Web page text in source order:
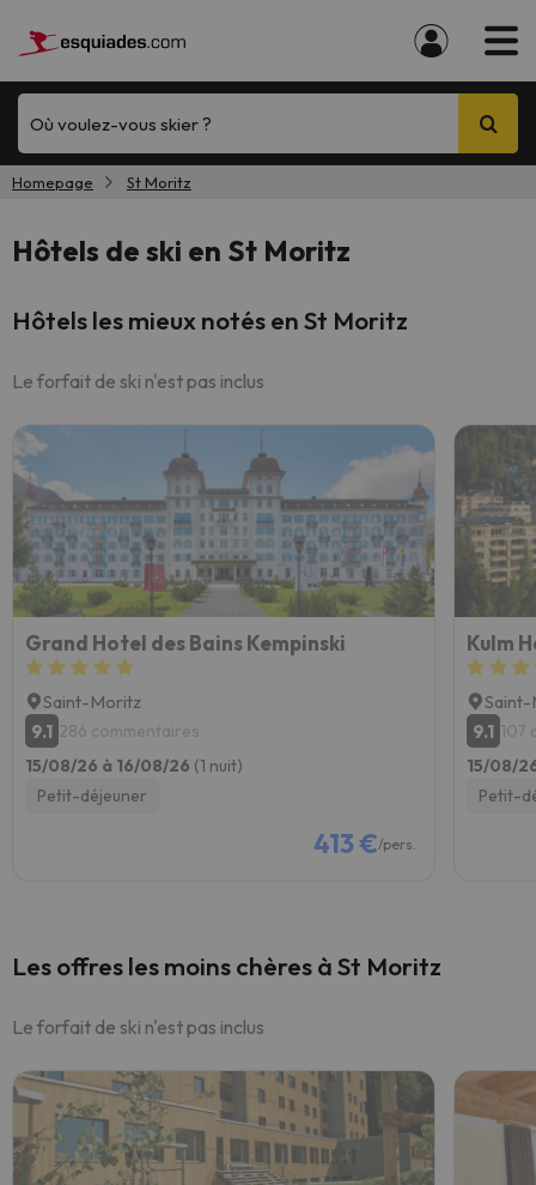
Où voulez-vous skier ?
Homepage St Moritz
Hôtels de ski en St Moritz
Hôtels les mieux notés en St Moritz
Le forfait de ski n'est pas inclus
Grand Hotel des Bains Kempinski
Saint-Moritz
9.1 286 commentaires
15/08/26 à 16/08/26 (1 nuit)
Petit-déjeuner
413 €/pers.
Kulm
9.1 107
15/08/
Petit-
Les offres les moins chères à St Moritz
Le forfait de ski n'est pas inclus